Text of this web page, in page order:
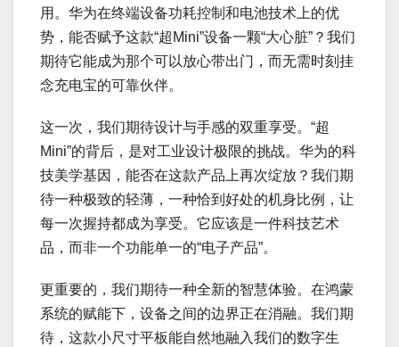
用。华为在终端设备功耗控制和电池技术上的优
势，能否赋予这款“超Mini”设备一颗“大心脏”？我们
期待它能成为那个可以放心带出门，而无需时刻挂
念充电宝的可靠伙伴。
这一次，我们期待设计与手感的双重享受。“超
Mini”的背后，是对工业设计极限的挑战。华为的科
技美学基因，能否在这款产品上再次绽放？我们期
待一种极致的轻薄，一种恰到好处的机身比例，让
每一次握持都成为享受。它应该是一件科技艺术
品，而非一个功能单一的“电子产品”。
更重要的，我们期待一种全新的智慧体验。在鸿蒙
系统的赋能下，设备之间的边界正在消融。我们期
待，这款小尺寸平板能自然地融入我们的数字生